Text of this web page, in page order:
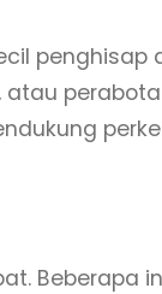
Beberapa